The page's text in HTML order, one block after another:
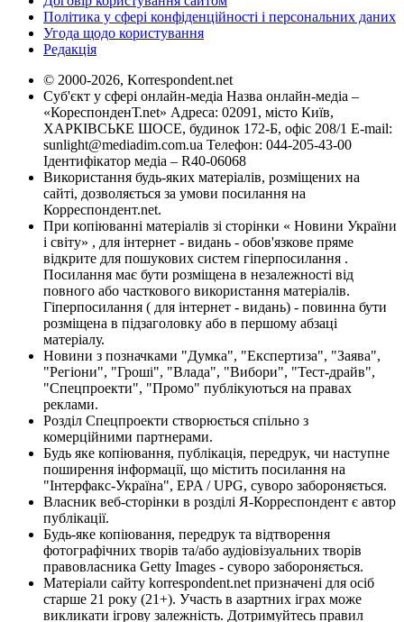
Політика у сфері конфіденційності і персональних даних
Угода щодо користування
Редакція
© 2000-2026, Korrespondent.net
Суб'єкт у сфері онлайн-медіа Назва онлайн-медіа –
«КореспонденТ.net» Адреса: 02091, місто Київ,
ХАРКІВСЬКЕ ШОСЕ, будинок 172-Б, офіс 208/1 E-mail:
sunlight@mediadim.com.ua Телефон: 044-205-43-00
Ідентифікатор медіа – R40-06068
Використання будь-яких матеріалів, розміщених на
сайті, дозволяється за умови посилання на
Корреспондент.net.
При копіюванні матеріалів зі сторінки « Новини України
і світу» , для інтернет - видань - обов'язкове пряме
відкрите для пошукових систем гіперпосилання .
Посилання має бути розміщена в незалежності від
повного або часткового використання матеріалів.
Гіперпосилання ( для інтернет - видань) - повинна бути
розміщена в підзаголовку або в першому абзаці
матеріалу.
Новини з позначками "Думка", "Експертиза", "Заява",
"Регіони", "Гроші", "Влада", "Вибори", "Тест-драйв",
"Спецпроекти", "Промо" публікуються на правах
реклами.
Розділ Спецпроекти створюється спільно з
комерційними партнерами.
Будь яке копіювання, публікація, передрук, чи наступне
поширення інформації, що містить посилання на
"Інтерфакс-Україна", EPA / UPG, суворо забороняється.
Власник веб-сторінки в розділі Я-Корреспондент є автор
публікації.
Будь-яке копіювання, передрук та відтворення
фотографічних творів та/або аудіовізуальних творів
правовласника Getty Images - суворо забороняється.
Матеріали сайту korrespondent.net призначені для осіб
старше 21 року (21+). Участь в азартних іграх може
викликати ігрову залежність. Дотримуйтесь правил